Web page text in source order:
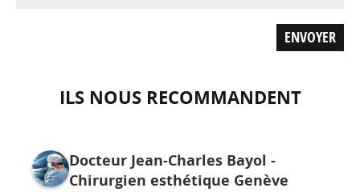
ILS NOUS RECOMMANDENT
Docteur Jean-Charles Bayol -
Chirurgien esthétique Genève